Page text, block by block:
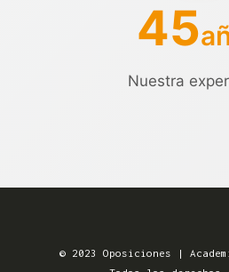
45
Nuestra
© 2023 Oposiciones |